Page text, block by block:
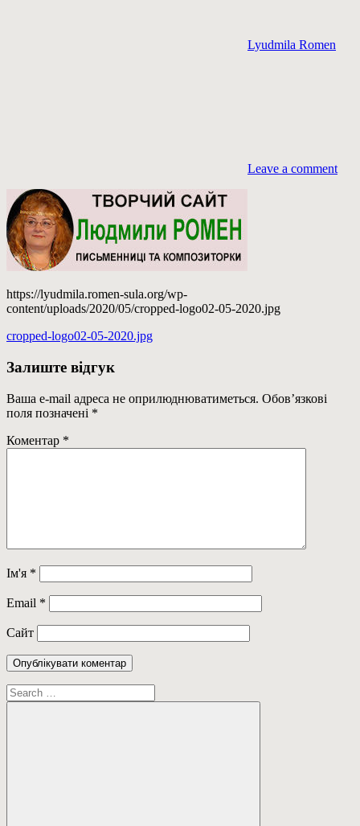
Lyudmila Romen
Leave a comment
https://lyudmila.romen-sula.org/wp-
content/uploads/2020/05/cropped-logo02-05-2020.jpg
Навігація
записів
Previous
cropped-logo02-05-2020.jpg
Залиште відгук
Ваша e-mail адреса не оприлюднюватиметься. Обов’язкові
поля позначені *
Коментар *
Ім'я *
Email *
Сайт
Пошук: